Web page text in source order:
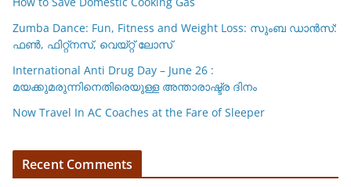
Zumba Dance: Fun, Fitness and Weight Loss: സുംബ ഡാൻസ്:
ഫണ്‍, ഫിറ്റ്നസ്, വെയ്റ്റ് ലോസ്
International Anti Drug Day – June 26 :
മയക്കുമരുന്നിനെതിരെയുള്ള അന്താരാഷ്ട്ര ദിനം
Now Travel In AC Coaches at the Fare of Sleeper
Recent Comments